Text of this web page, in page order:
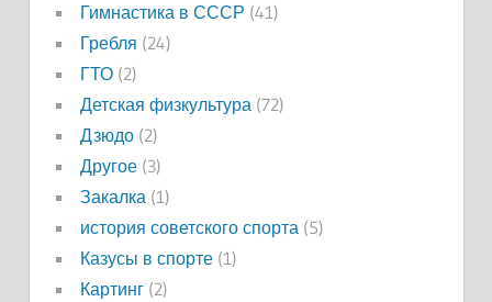
Гимнастика в СССР (41)
Гребля (24)
ГТО(2)
Детская физкультура(72)
Дзюдо(2)
Другое(3)
Закалка(1)
история советского спорта(5)
Казусы в спорте(1)
Картинг(2)